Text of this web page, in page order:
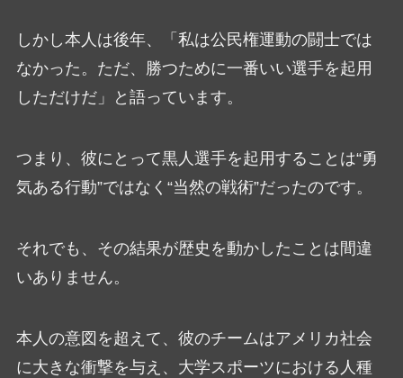
しかし本人は後年、「私は公民権運動の闘士では
なかった。ただ、勝つために一番いい選手を起用
しただけだ」と語っています。
つまり、彼にとって黒人選手を起用することは“勇
気ある行動”ではなく“当然の戦術”だったのです。
それでも、その結果が歴史を動かしたことは間違
いありません。
本人の意図を超えて、彼のチームはアメリカ社会
に大きな衝撃を与え、大学スポーツにおける人種